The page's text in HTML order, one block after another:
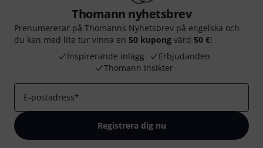
Thomann nyhetsbrev
Prenumererar på Thomanns Nyhetsbrev på engelska och
du kan med lite tur vinna en 50 kupong värd 50 €!
Inspirerande inlägg
Erbjudanden
Thomann Insikter
E-postadress*
Registrera dig nu